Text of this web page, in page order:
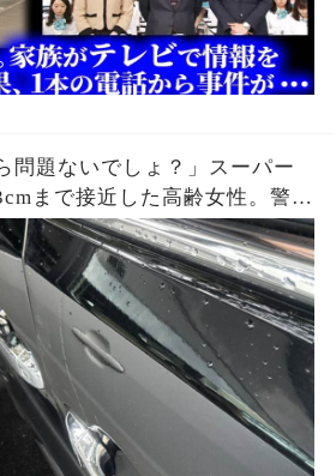
問題ないでしょ？」スーパー
まで接近した高齢女性。警備
生すると、入庫前の危険行為